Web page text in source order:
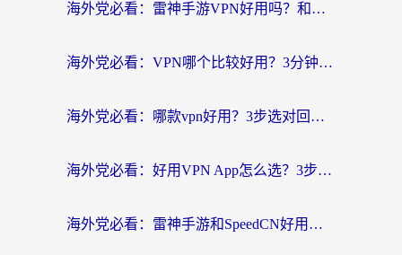
海外党必看：雷神手游VPN好用吗？和天速回国VPN对比哪个回国效果更好？附实用加速器选择指南
海外党必看：VPN哪个比较好用？3分钟找到适合你的回国加速方案
海外党必看：哪款vpn好用？3步选对回国加速器，无缝刷剧玩游戏
海外党必看：好用VPN App怎么选？3步教你无缝访问国内资源
海外党必看：雷神手游和SpeedCN好用吗？3招选对回国加速器无缝刷国内资源